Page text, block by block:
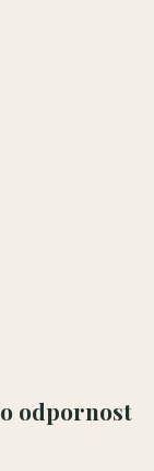
odpornost